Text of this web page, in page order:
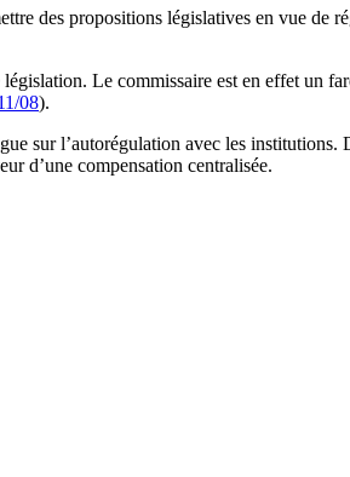
des propositions législatives en vue de
Le commissaire est en effet un
08).
sur l’autorégulation avec les institutions.
d’une compensation centralisée.